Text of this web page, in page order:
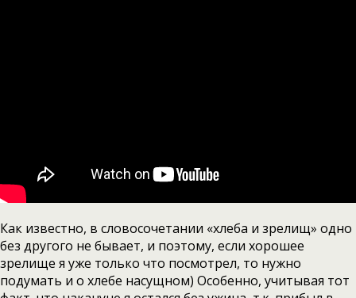
Как известно, в словосочетании «хлеба и зрелищ» одно
без другого не бывает, и поэтому, если хорошее
зрелище я уже только что посмотрел, то нужно
подумать и о хлебе насущном) Особенно, учитывая тот